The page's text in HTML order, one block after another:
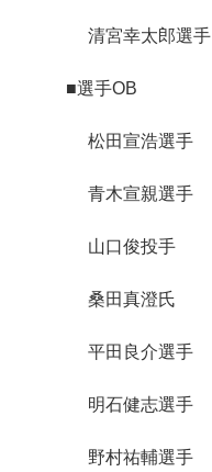
清宮幸太郎選手
■選手OB
松田宣浩選手
青木宣親選手
山口俊投手
桑田真澄氏
平田良介選手
明石健志選手
野村祐輔選手